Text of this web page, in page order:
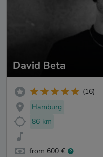
David Beta
(16)
Hamburg
86 km
from 600 €